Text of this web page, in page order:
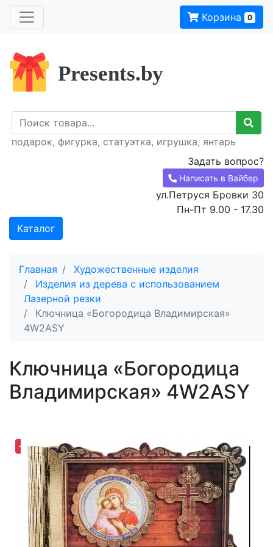
Корзина 0
Presents.by
подарок, фигурка, статуэтка, игрушка, янтарь
Задать вопрос?
Написать в Вайбер
ул.Петруся Бровки 30
Пн-Пт 9.00 - 17.30
Каталог
Главная
Художественные изделия
Изделия из дерева с использованием
Лазерной резки
Ключница «Богородица Владимирская»
4W2ASY
Ключница «Богородица
Владимирская» 4W2ASY
-30,81%